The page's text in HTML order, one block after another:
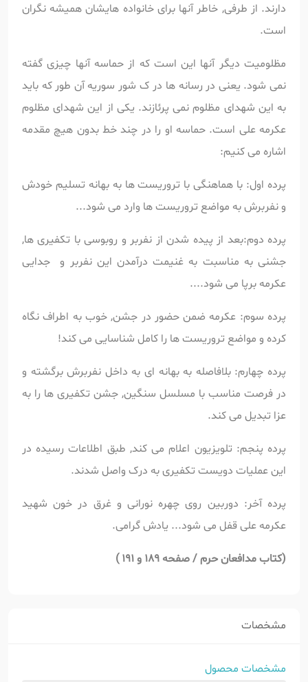
دارند. از طرفی, خاطر آنها برای خانواده هایشان همیشه نگران
است.
مظلومیت دیگر آنها این است که از حماسه آنها چیزی گفته
نمی شود. یعنی در رسانه ها در ک شور سوریه آن طور که باید
به این شهدای مظلوم نمی پرئازند. یکی از این شهدای مظلوم
عکرمه علی است. حماسه او را در چند خط بدون هیچ مقدمه
اشاره می کنیم:
پرده اول: با هماهنگی با تروریست ها به بهانه تسلیم خودش
و نفربرش به مواضع تروریست ها وارد می شود...
پرده دوم:بعد از پیده شدن از نفربر و روبوسی با تکفیری ها,
جشنی به مناسبت به غنیمت درآمدن این نفربر و جدایی
عکرمه برپا می شود....
پرده سوم: عکرمه ضمن حضور در جشن, خوب به اطراف نگاه
کرده و مواضع تروریست ها را کامل شناسایی می کند!
پرده چهارم: بلافاصله به بهانه ای به داخل نفربرش برگشته و
در فرصت مناسب با مسلسل سنگین, جشن تکفیری ها را به
عزا تبدیل می کند.
پرده پنجم: تلویزیون اعلام می کند, طبق اطلاعات رسیده در
این عملیات دویست تکفیری به درک واصل شدند.
پرده آخر: دوربین روی چهره نورانی و غرق در خون شهید
عکرمه علی قفل می شود... یادش گرامی.
(کتاب مدافعان حرم / صفحه 189 و 191 )
مشخصات
مشخصات محصول